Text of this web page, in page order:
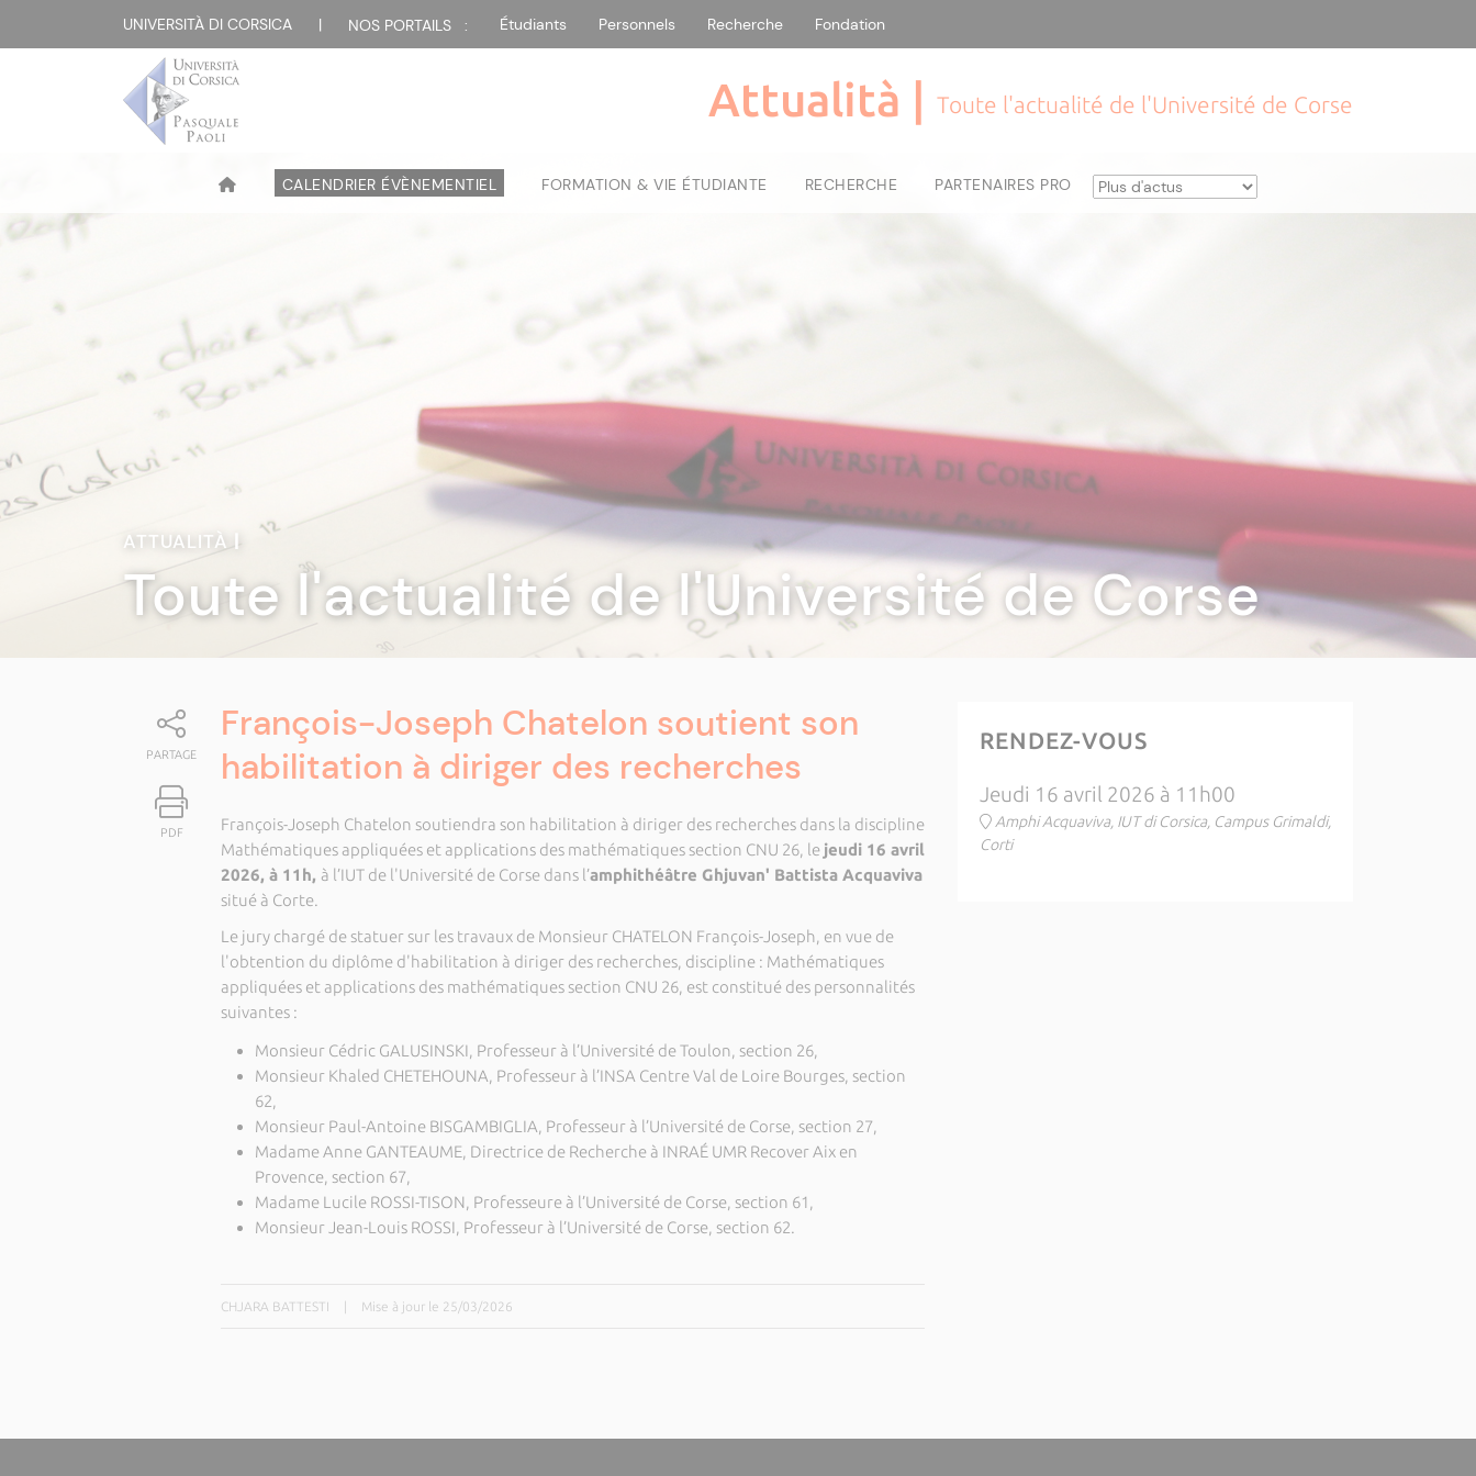
UNIVERSITÀ DI CORSICA | NOS PORTAILS : Étudiants Personnels Recherche Fondation
Attualità | Toute l'actualité de l'Université de Corse
CALENDRIER ÉVÈNEMENTIEL FORMATION & VIE ÉTUDIANTE RECHERCHE PARTENAIRES PRO
ATTUALITÀ|
Toute l'actualité de l'Université de Corse
PARTAGE
PDF
François-Joseph Chatelon soutient son
habilitation à diriger des recherches
François-Joseph Chatelon soutiendra son habilitation à diriger des recherches dans la discipline
Mathématiques appliquées et applications des mathématiques section CNU 26, le jeudi 16 avril
2026, à 11h, à l’IUT de l'Université de Corse dans l’amphithéâtre Ghjuvan' Battista Acquaviva
situé à Corte.
Le jury chargé de statuer sur les travaux de Monsieur CHATELON François-Joseph, en vue de
l'obtention du diplôme d'habilitation à diriger des recherches, discipline : Mathématiques
appliquées et applications des mathématiques section CNU 26, est constitué des personnalités
suivantes :
Monsieur Cédric GALUSINSKI, Professeur à l’Université de Toulon, section 26,
Monsieur Khaled CHETEHOUNA, Professeur à l’INSA Centre Val de Loire Bourges, section
62,
Monsieur Paul-Antoine BISGAMBIGLIA, Professeur à l’Université de Corse, section 27,
Madame Anne GANTEAUME, Directrice de Recherche à INRAÉ UMR Recover Aix en
Provence, section 67,
Madame Lucile ROSSI-TISON, Professeure à l’Université de Corse, section 61,
Monsieur Jean-Louis ROSSI, Professeur à l’Université de Corse, section 62.
CHJARA BATTESTI Mise à jour le 25/03/2026
RENDEZ-VOUS
Jeudi 16 avril 2026 à 11h00
Amphi Acquaviva, IUT di Corsica, Campus Grimaldi,
Corti